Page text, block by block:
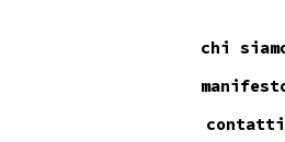
chi
contatti